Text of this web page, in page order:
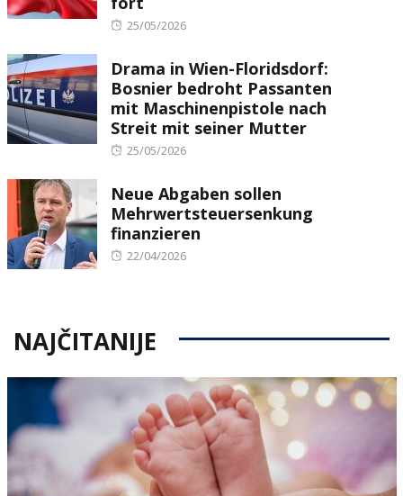
Posted
25/05/2026
Drama in Wien-Floridsdorf:
Bosnier bedroht Passanten
mit Maschinenpistole nach
Streit mit seiner Mutter
Posted
25/05/2026
Neue Abgaben sollen
Mehrwertsteuersenkung
finanzieren
Posted
22/04/2026
NAJČITANIJE